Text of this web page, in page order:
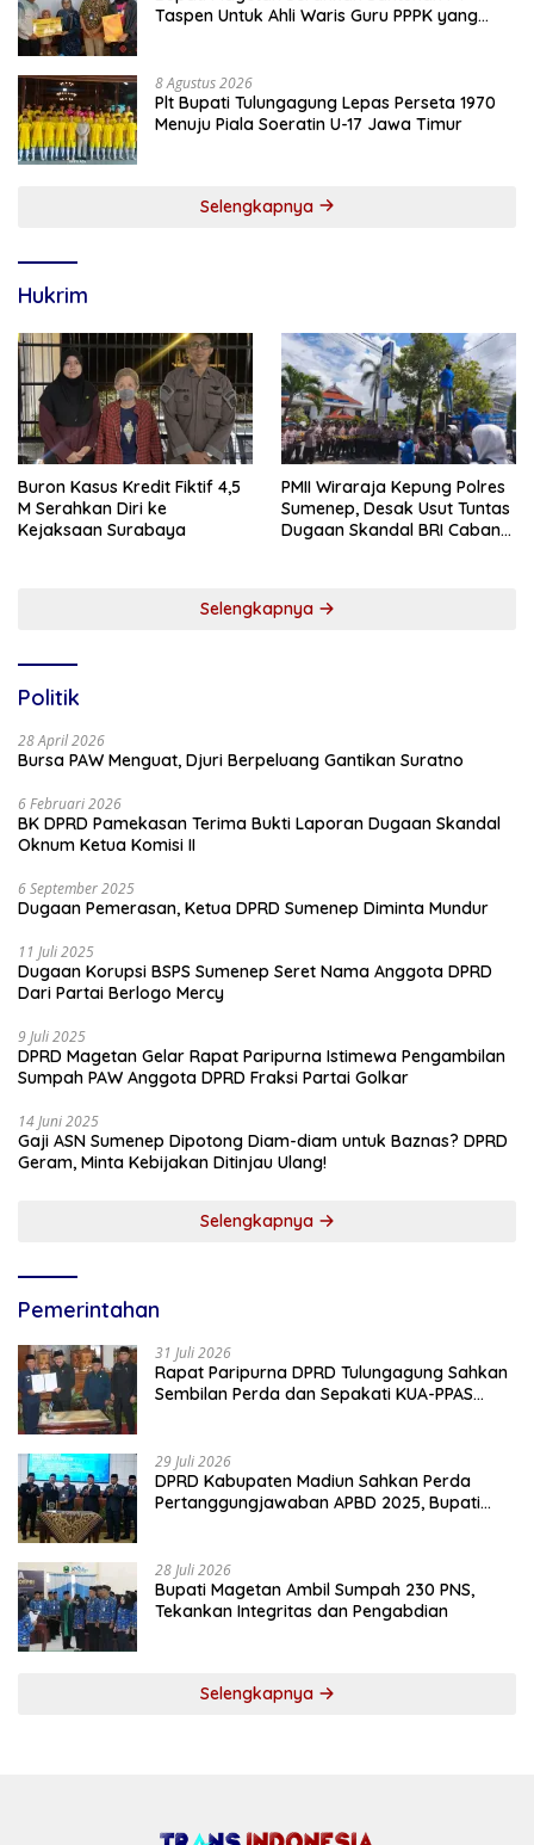
Taspen Untuk Ahli Waris Guru PPPK yang
8 Agustus 2026
Plt Bupati Tulungagung Lepas Perseta 1970
Menuju Piala Soeratin U-17 Jawa Timur
Selengkapnya
Hukrim
Buron Kasus Kredit Fiktif 4,5
M Serahkan Diri ke
Kejaksaan Surabaya
PMII Wiraraja Kepung Polres
Sumenep, Desak Usut Tuntas
Dugaan Skandal BRI Cabang
Selengkapnya
Politik
28 April 2026
Bursa PAW Menguat, Djuri Berpeluang Gantikan Suratno
6 Februari 2026
BK DPRD Pamekasan Terima Bukti Laporan Dugaan Skandal
Oknum Ketua Komisi II
6 September 2025
Dugaan Pemerasan, Ketua DPRD Sumenep Diminta Mundur
11 Juli 2025
Dugaan Korupsi BSPS Sumenep Seret Nama Anggota DPRD
Dari Partai Berlogo Mercy
9 Juli 2025
DPRD Magetan Gelar Rapat Paripurna Istimewa Pengambilan
Sumpah PAW Anggota DPRD Fraksi Partai Golkar
14 Juni 2025
Gaji ASN Sumenep Dipotong Diam-diam untuk Baznas? DPRD
Geram, Minta Kebijakan Ditinjau Ulang!
Selengkapnya
Pemerintahan
31 Juli 2026
Rapat Paripurna DPRD Tulungagung Sahkan
Sembilan Perda dan Sepakati KUA-PPAS
29 Juli 2026
DPRD Kabupaten Madiun Sahkan Perda
Pertanggungjawaban APBD 2025, Bupati
28 Juli 2026
Bupati Magetan Ambil Sumpah 230 PNS,
Tekankan Integritas dan Pengabdian
Selengkapnya